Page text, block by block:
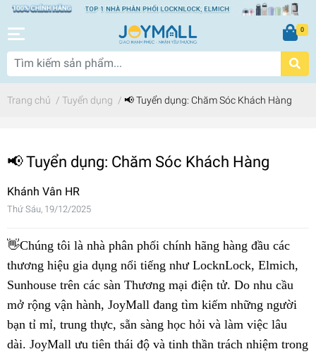
0
Trang chủ / Tuyển dụng / 📢 Tuyển dụng: Chăm Sóc Khách Hàng
📢 Tuyển dụng: Chăm Sóc Khách Hàng
Khánh Vân HR
Thứ Sáu, 19/12/2025
👋Chúng tôi là nhà phân phối chính hãng hàng đầu các
thương hiệu gia dụng nổi tiếng như LocknLock, Elmich,
Sunhouse trên các sàn Thương mại điện tử. Do nhu cầu
mở rộng vận hành, JoyMall đang tìm kiếm những người
bạn tỉ mỉ, trung thực, sẵn sàng học hỏi và làm việc lâu
dài. JoyMall ưu tiên thái độ và tinh thần trách nhiệm trong